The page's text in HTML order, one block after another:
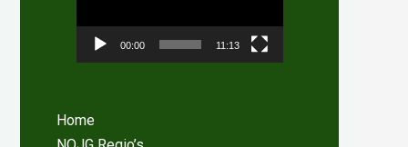
00:00 11:13
Home